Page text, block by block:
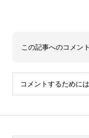
この記事へのコメン
コメントするためには